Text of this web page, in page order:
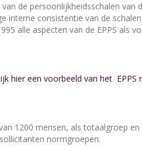
de persoonlijkheidsschalen
interne consistentie van de
alle aspecten van de EPPS als
hier een voorbeeld van het EPPS
1200 mensen, als totaalgroep
normgroepen.